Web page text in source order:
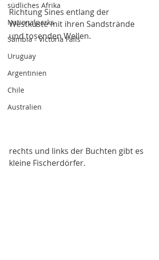
südliches Afrika
Nationalparks
Sambia - Victoria Falls
Uruguay
Argentinien
Chile
Australien
Richtung Sines entlang der
Westküste mit ihren Sandstrände
und tosenden Wellen.
rechts und links der Buchten gibt es
kleine Fischerdörfer.